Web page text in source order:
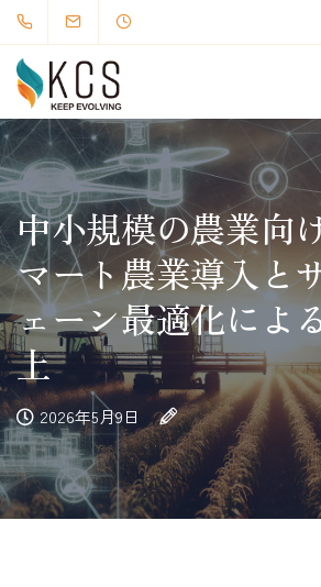
中小規模の農業向
マート農業導入と
ェーン最適化によ
上
2026年5月9日